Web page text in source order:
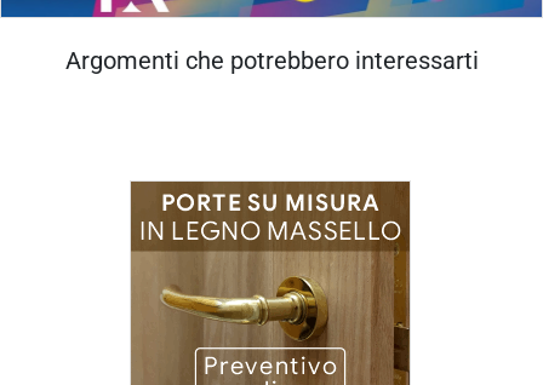
Argomenti che potrebbero interessarti